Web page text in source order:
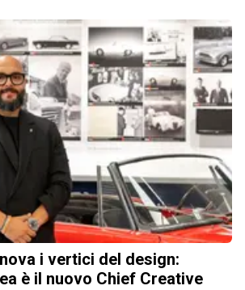
i vertici del design:
è il nuovo Chief Creative